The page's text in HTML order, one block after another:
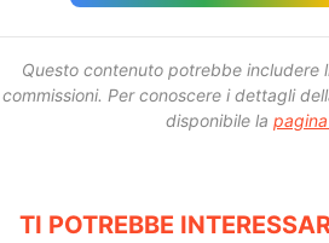
Questo contenuto potrebbe includere
commissioni. Per conoscere i dettagli
disponibile la
TI POTREBBE